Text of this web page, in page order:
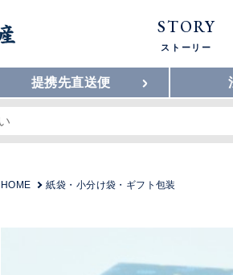
STORY
ストーリー
提携先直送便
HOME 紙袋・小分け袋・ギフト包装